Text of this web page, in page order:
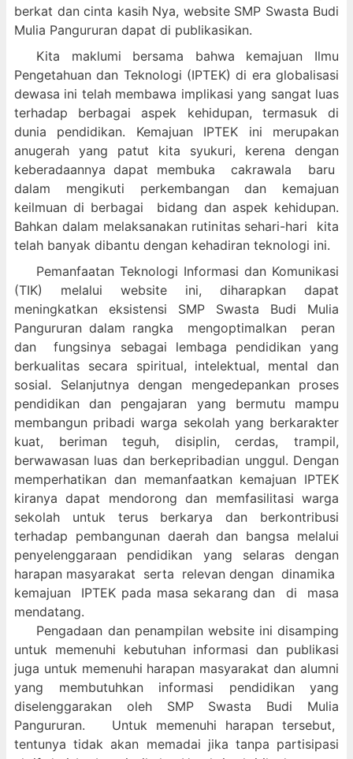
berkat dan cinta kasih Nya, website SMP Swasta Budi
Mulia Pangururan dapat di publikasikan.
Kita maklumi bersama bahwa kemajuan Ilmu
Pengetahuan dan Teknologi (IPTEK) di era globalisasi
dewasa ini telah membawa implikasi yang sangat luas
terhadap berbagai aspek kehidupan, termasuk di
dunia pendidikan. Kemajuan IPTEK ini merupakan
anugerah yang patut kita syukuri, kerena dengan
keberadaannya dapat membuka cakrawala baru
dalam mengikuti perkembangan dan kemajuan
keilmuan di berbagai bidang dan aspek kehidupan.
Bahkan dalam melaksanakan rutinitas sehari-hari kita
telah banyak dibantu dengan kehadiran teknologi ini.
Pemanfaatan Teknologi Informasi dan Komunikasi
(TIK) melalui website ini, diharapkan dapat
meningkatkan eksistensi SMP Swasta Budi Mulia
Pangururan dalam rangka mengoptimalkan peran
dan fungsinya sebagai lembaga pendidikan yang
berkualitas secara spiritual, intelektual, mental dan
sosial. Selanjutnya dengan mengedepankan proses
pendidikan dan pengajaran yang bermutu mampu
membangun pribadi warga sekolah yang berkarakter
kuat, beriman teguh, disiplin, cerdas, trampil,
berwawasan luas dan berkepribadian unggul. Dengan
memperhatikan dan memanfaatkan kemajuan IPTEK
kiranya dapat mendorong dan memfasilitasi warga
sekolah untuk terus berkarya dan berkontribusi
terhadap pembangunan daerah dan bangsa melalui
penyelenggaraan pendidikan yang selaras dengan
harapan masyarakat serta relevan dengan dinamika
kemajuan IPTEK pada masa sekarang dan di masa
mendatang.
Pengadaan dan penampilan website ini disamping
untuk memenuhi kebutuhan informasi dan publikasi
juga untuk memenuhi harapan masyarakat dan alumni
yang membutuhkan informasi pendidikan yang
diselenggarakan oleh SMP Swasta Budi Mulia
Pangururan. Untuk memenuhi harapan tersebut,
tentunya tidak akan memadai jika tanpa partisipasi